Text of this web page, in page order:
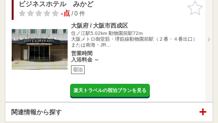
お気に入
りに追加
ビジネスホテル みかど
-点/ 0 件
大阪府 / 大阪市西成区
住ノ江駅5.02km 動物園前駅72m
大阪メトロ御堂筋・堺筋線動物園前駅（２番・４番出口）
または南海・JR…
営業時間
入浴料金 ～
宿泊
楽天トラベルの宿泊プランを見る
関連情報から探す